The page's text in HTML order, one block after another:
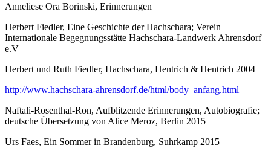
Anneliese Ora Borinski, Erinnerungen
Herbert Fiedler, Eine Geschichte der Hachschara; Verein
Internationale Begegnungsstätte Hachschara-Landwerk Ahrensdorf
e.V
Herbert und Ruth Fiedler, Hachschara, Hentrich & Hentrich 2004
http://www.hachschara-ahrensdorf.de/html/body_anfang.html
Naftali-Rosenthal-Ron, Aufblitzende Erinnerungen, Autobiografie;
deutsche Übersetzung von Alice Meroz, Berlin 2015
Urs Faes, Ein Sommer in Brandenburg, Suhrkamp 2015